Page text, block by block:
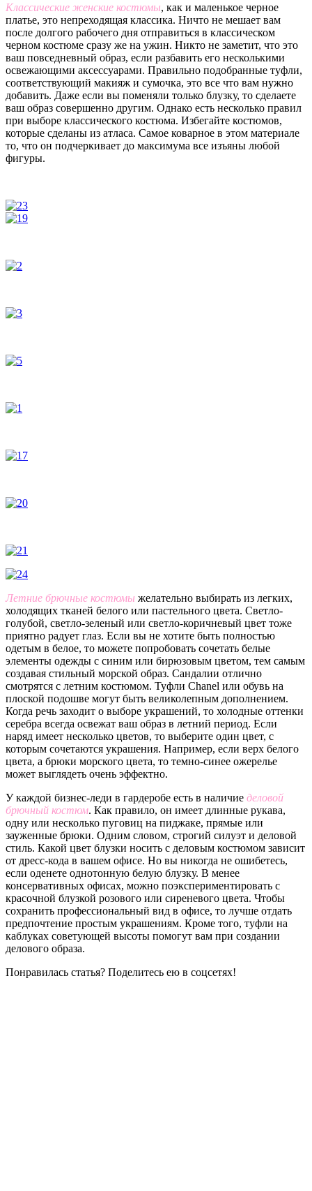
Классические женские костюмы, как и маленькое черное
платье, это непреходящая классика. Ничто не мешает вам
после долгого рабочего дня отправиться в классическом
черном костюме сразу же на ужин. Никто не заметит, что это
ваш повседневный образ, если разбавить его несколькими
освежающими аксессуарами. Правильно подобранные туфли,
соответствующий макияж и сумочка, это все что вам нужно
добавить. Даже если вы поменяли только блузку, то сделаете
ваш образ совершенно другим. Однако есть несколько правил
при выборе классического костюма. Избегайте костюмов,
которые сделаны из атласа. Самое коварное в этом материале
то, что он подчеркивает до максимума все изъяны любой
фигуры.
Летние брючные костюмы желательно выбирать из легких,
холодящих тканей белого или пастельного цвета. Светло-
голубой, светло-зеленый или светло-коричневый цвет тоже
приятно радует глаз. Если вы не хотите быть полностью
одетым в белое, то можете попробовать сочетать белые
элементы одежды с синим или бирюзовым цветом, тем самым
создавая стильный морской образ. Сандалии отлично
смотрятся с летним костюмом. Туфли Chanel или обувь на
плоской подошве могут быть великолепным дополнением.
Когда речь заходит о выборе украшений, то холодные оттенки
серебра всегда освежат ваш образ в летний период. Если
наряд имеет несколько цветов, то выберите один цвет, с
которым сочетаются украшения. Например, если верх белого
цвета, а брюки морского цвета, то темно-синее ожерелье
может выглядеть очень эффектно.
У каждой бизнес-леди в гардеробе есть в наличие деловой
брючный костюм. Как правило, он имеет длинные рукава,
одну или несколько пуговиц на пиджаке, прямые или
зауженные брюки. Одним словом, строгий силуэт и деловой
стиль. Какой цвет блузки носить с деловым костюмом зависит
от дресс-кода в вашем офисе. Но вы никогда не ошибетесь,
если оденете однотонную белую блузку. В менее
консервативных офисах, можно поэкспериментировать с
красочной блузкой розового или сиреневого цвета. Чтобы
сохранить профессиональный вид в офисе, то лучше отдать
предпочтение простым украшениям. Кроме того, туфли на
каблуках советующей высоты помогут вам при создании
делового образа.
Понравилась статья? Поделитесь ею в соцсетях!